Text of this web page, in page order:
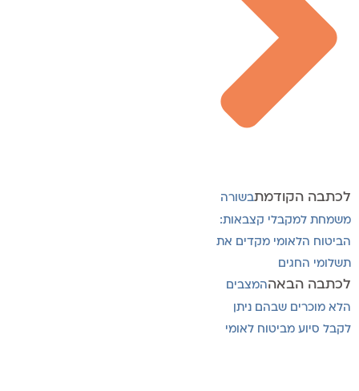
לכתבה הקודמתבשורה
משמחת למקבלי קצבאות:
הביטוח הלאומי מקדים את
תשלומי החגים
לכתבה הבאההמצבים
הלא מוכרים שבהם ניתן
לקבל סיוע מביטוח לאומי